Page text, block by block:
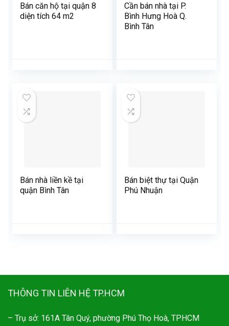
Bán căn hộ tại quận 8
diện tích 64 m2
Cần bán nhà tại P.
Bình Hưng Hoà Q.
Bình Tân
Bán nhà liền kề tại
quận Bình Tân
Bán biệt thự tại Quận
Phú Nhuận
THÔNG TIN LIÊN HỆ TP.HCM
– Trụ sở: 161A Tân Quý, phường Phú Thọ Hoà, TPHCM